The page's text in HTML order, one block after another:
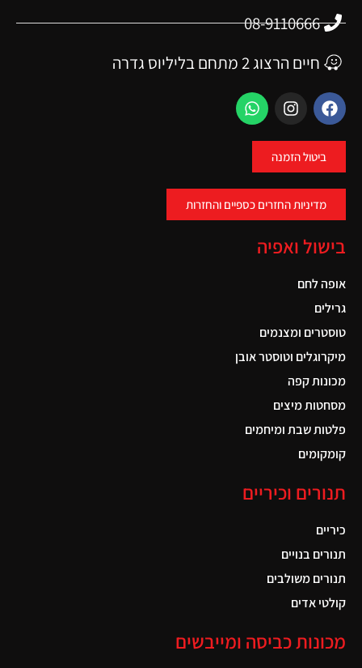
08-9110666
חיים הרצוג 2 מתחם בליליוס גדרה
ביטול הזמנה
מדיניות החזרים כספיים והחזרות
בישול ואפיה
אופה לחם
גרילים
טוסטרים ומצנמים
מיקרוגלים וטוסטר אובן
מכונות קפה
מסחטות מיצים
פלטות שבת ומיחמים
קומקומים
תנורים וכיריים
כיריים
תנורים בנויים
תנורים משולבים
קולטי אדים
מכונות כביסה ומייבשים